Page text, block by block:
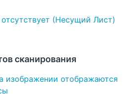
(Несущий Лист)
сканирования
изображении отображаются